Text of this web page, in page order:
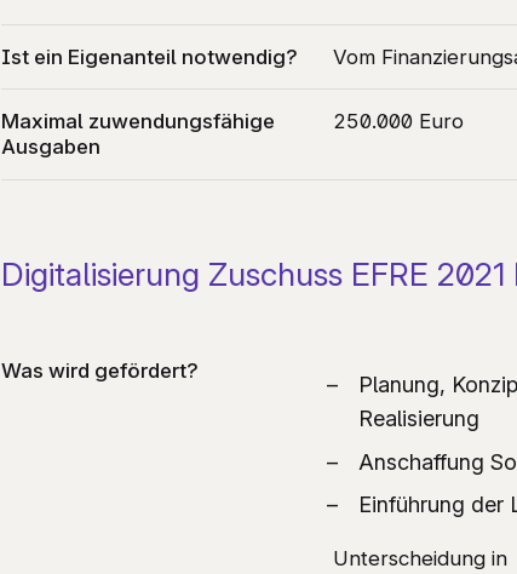
Ist ein Eigenanteil notwendig? Vom
Maximal zuwendungsfähige
Ausgaben
250.000 Euro
Digitalisierung Zuschuss EFRE 2021
Was wird gefördert?
Planung,
Realisierung
Anschaffung
Einführung der
Unterscheidung in